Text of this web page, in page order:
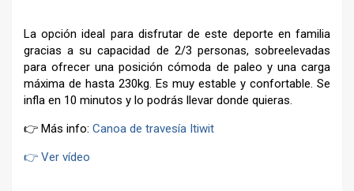
La opción ideal para disfrutar de este deporte en familia
gracias a su capacidad de 2/3 personas, sobreelevadas
para ofrecer una posición cómoda de paleo y una carga
máxima de hasta 230kg. Es muy estable y confortable. Se
infla en 10 minutos y lo podrás llevar donde quieras.
👉 Más info: Canoa de travesía Itiwit
👉 Ver vídeo